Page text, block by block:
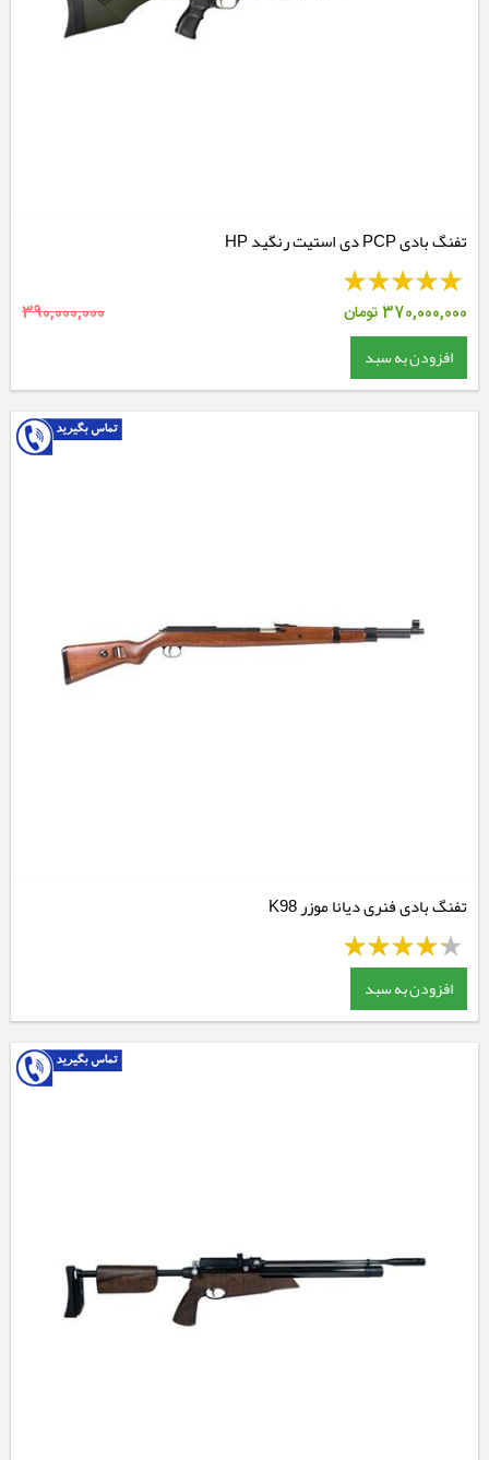
تفنگ بادی PCP دی استیت رنگید HP
370,000,000تومان 390,000,000
افزودن به سبد
تفنگ بادی فنری دیانا موزر K98
افزودن به سبد